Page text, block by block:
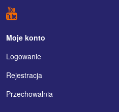
Moje konto
Logowanie
Rejestracja
Przechowalnia